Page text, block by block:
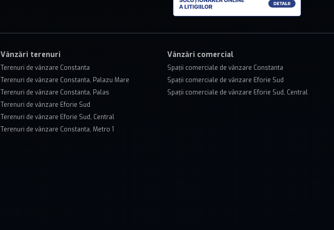
Vânzări terenuri
Terenuri de vânzare Constanta
Terenuri de vânzare Constanta, Palazu Mare
Terenuri de vânzare Constanta, Palas
Terenuri de vânzare Eforie Sud
Terenuri de vânzare Eforie Sud, Central
Terenuri de vânzare Constanta, Metro 1
Vânzări comercial
Spații comerciale de vânzare Constanta
Spații comerciale de vânzare Eforie Sud
Spații comerciale de vânzare Eforie Sud, Central